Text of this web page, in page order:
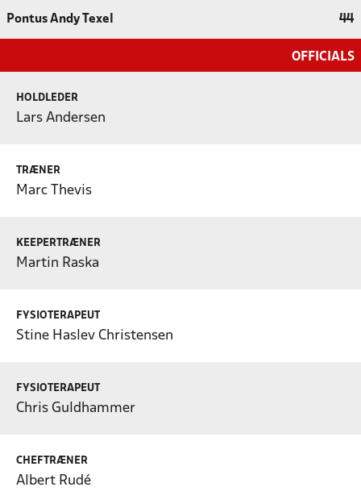
Pontus Andy Texel 44
OFFICIALS
HOLDLEDER
Lars Andersen
TRÆNER
Marc Thevis
KEEPERTRÆNER
Martin Raska
FYSIOTERAPEUT
Stine Haslev Christensen
FYSIOTERAPEUT
Chris Guldhammer
CHEFTRÆNER
Albert Rudé